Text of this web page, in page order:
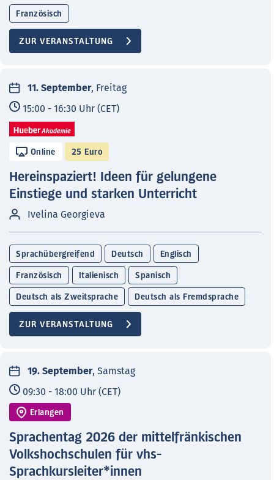
Französisch
ZUR VERANSTALTUNG
11. September, Freitag
15:00 - 16:30 Uhr (CET)
Online 25 Euro
Hereinspaziert! Ideen für gelungene
Einstiege und starken Unterricht
Ivelina Georgieva
Sprachübergreifend Deutsch Englisch
Französisch Italienisch Spanisch
Deutsch als Zweitsprache Deutsch als Fremdsprache
ZUR VERANSTALTUNG
19. September, Samstag
09:30 - 18:00 Uhr (CET)
Erlangen
Sprachentag 2026 der mittelfränkischen
Volkshochschulen für vhs-
Sprachkursleiter*innen